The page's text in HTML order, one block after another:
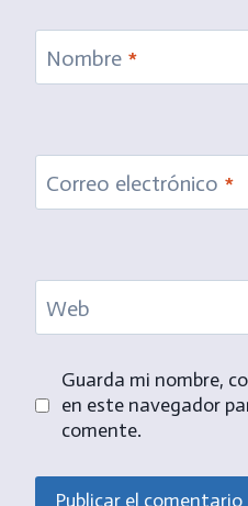
Nombre *
Correo electrónico *
Web
Guarda mi nombre,
en este navegador
comente.